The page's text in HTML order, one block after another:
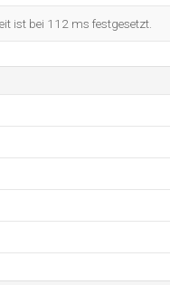
ist bei 112 ms festgesetzt.